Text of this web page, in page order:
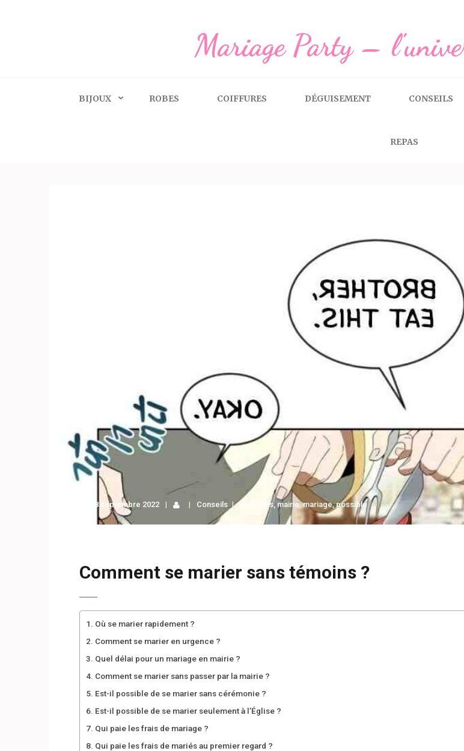
Mariage Party –
BIJOUX ROBES COIFFURES DÉGUISEMENT CONSEILS
REPAS
28 septembre 2022 Conseils civil frais, mairie,mariage,possible
Comment se marier sans témoins ?
Où se marier rapidement ?
Comment se marier en urgence ?
Quel délai pour un mariage en mairie ?
Comment se marier sans passer par la mairie ?
Est-il possible de se marier sans cérémonie ?
Est-il possible de se marier seulement à l’Église ?
Qui paie les frais de mariage ?
Qui paie les frais de mariés au premier regard ?